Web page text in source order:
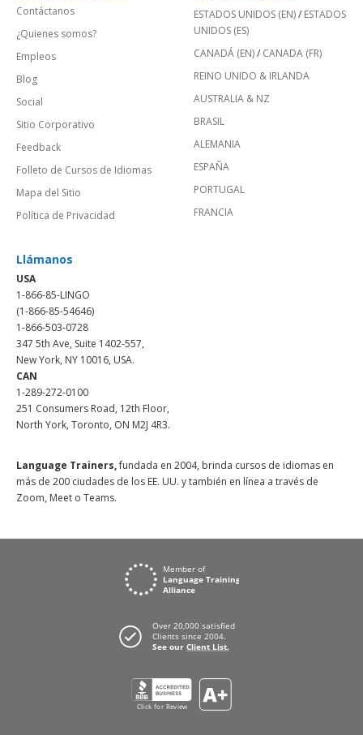
Contáctanos
¿Quienes somos?
Empleos
Blog
Social
Sitio Corporativo
Feedback
Folleto de Cursos de Idiomas
Mapa del Sitio
Política de Privacidad
ESTADOS UNIDOS (EN)/ ESTADOS
UNIDOS (ES)
CANADÁ (EN)/ CANADA (FR)
REINO UNIDO & IRLANDA
AUSTRALIA & NZ
BRASIL
ALEMANIA
ESPAÑA
PORTUGAL
FRANCIA
Llámanos
USA
1-866-85-LINGO
(1-866-85-54646)
1-866-503-0728
347 5th Ave, Suite 1402-557,
New York, NY 10016, USA.
CAN
1-289-272-0100
251 Consumers Road, 12th Floor,
North York, Toronto, ON M2J 4R3.
Language Trainers,fundada en 2004, brinda cursos de idiomas en
más de 200 ciudades de los EE. UU. y también en línea a través de
Zoom, Meet o Teams.